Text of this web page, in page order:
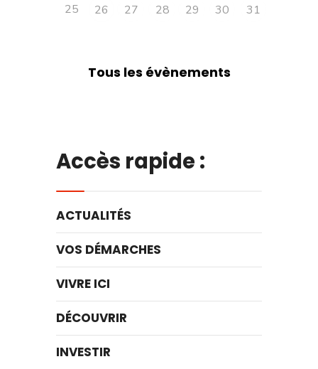
25
26 27 28 29 30 31
Tous les évènements
Accès rapide :
ACTUALITÉS
VOS DÉMARCHES
VIVRE ICI
DÉCOUVRIR
INVESTIR